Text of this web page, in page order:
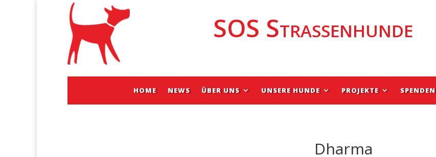
SOS Strassenhunde
HOME NEWS ÜBER UNS UNSERE HUNDE PROJEKTE SPENDEN
Dharma